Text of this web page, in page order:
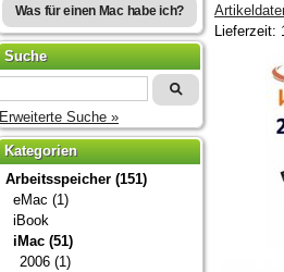
Lieferzeit:
Was für einen Mac habe ich?
Suche
Erweiterte Suche »
Kategorien
Arbeitsspeicher (151)
eMac (1)
iBook
iMac (51)
2006 (1)